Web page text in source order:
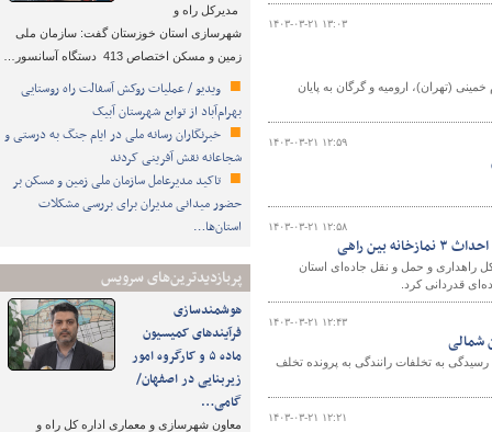
مدیرکل راه و
شهرسازی استان خوزستان گفت: سازمان ملی
زمین و مسکن اختصاص 413 دستگاه آسانسور…
ویدیو / عملیات روکش آسفالت راه روستایی
بهرام‌آباد از توابع شهرستان آبیک
خبرنگاران رسانه ملی در ایام جنگ به درستی و
شجاعانه نقش آفرینی کردند
تاکید مدیرعامل سازمان ملی زمین و مسکن بر
حضور میدانی مدیران برای بررسی مشکلات
استان‌ها…
پربازدیدترین‌های سرویس
هوشمندسازی
فرآیندهای کمیسیون
ماده ۵ و کارگروه امور
زیربنایی در اصفهان/
گامی…
معاون شهرسازی و معماری اداره کل راه و
۱۴۰۳-۰۳-۲۱ ۱۳:۰۳
"هما" از سه فرودگاه امام خمینی (تهران)، ارومیه و گرگان به پایان
۱۴۰۳-۰۳-۲۱ ۱۲:۵۹
۱۴۰۳-۰۳-۲۱ ۱۲:۵۸
راهی
راهداری و حمل و نقل جاده‌ای استان
۱۴۰۳-۰۳-۲۱ ۱۲:۴۳
در کمیسیون ماده ۱۲ آیین نامه اجرایی تبصره یک ماده ۳۱ و ۳۲ قانون رسیدگی به تخلفات رانندگی به پرونده تخلف
۱۴۰۳-۰۳-۲۱ ۱۲:۲۱